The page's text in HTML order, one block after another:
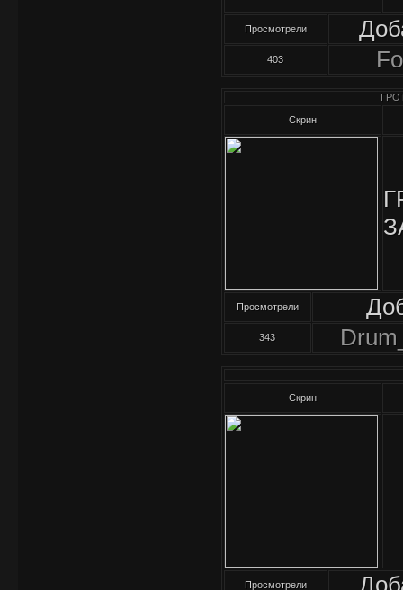
Просмотрели
403
Скрин
Просмотрели
343
Скрин
Просмотрели